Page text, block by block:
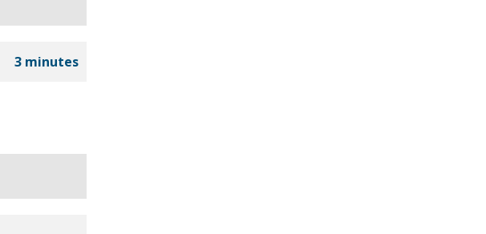
3 minutes